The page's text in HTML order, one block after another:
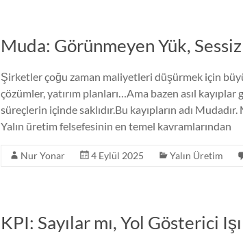
Muda: Görünmeyen Yük,
Şirketler çoğu zaman maliyetleri düşürmek için
çözümler, yatırım planları…Ama bazen asıl
süreçlerin içinde saklıdır.Bu kayıpların adı
Yalın üretim felsefesinin en temel kavramlarından
Nur Yonar 4 Eylül 2025 Yalın Üretim
KPI: Sayılar mı, Yol Gösterici